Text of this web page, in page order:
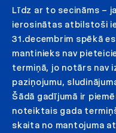
Līdz ar to secināms –
ierosinātas atbilstoši
31.decembrim spēkā
mantinieks nav
termiņā, jo notārs nav
paziņojumu,
Šādā gadījumā ir
noteiktais gada
skaita no mantojuma